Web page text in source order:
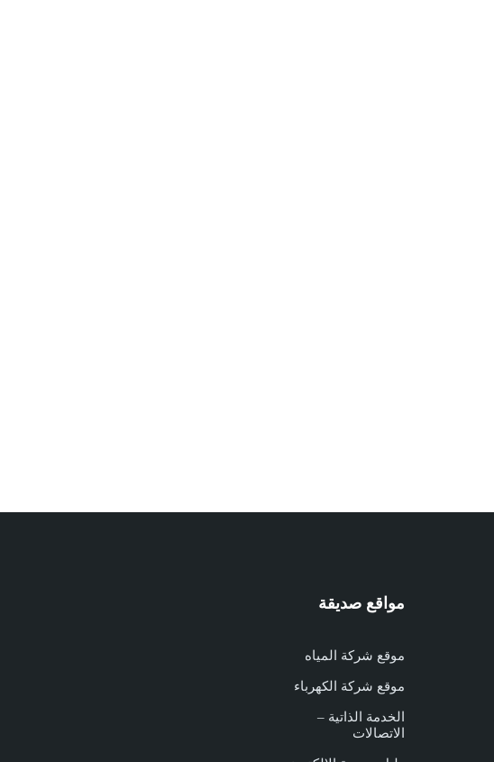
مواقع صديقة
موقع شركة المياه
موقع شركة الكهرباء
الخدمة الذاتية –
الاتصالات